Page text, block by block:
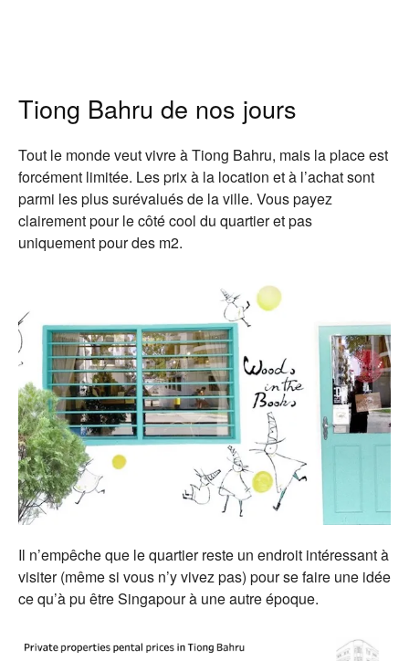
Tiong Bahru de nos jours
Tout le monde veut vivre à Tiong Bahru, mais la place est
forcément limitée. Les prix à la location et à l’achat sont
parmi les plus surévalués de la ville. Vous payez
clairement pour le côté cool du quartier et pas
uniquement pour des m2.
Il n’empêche que le quartier reste un endroit intéressant à
visiter (même si vous n’y vivez pas) pour se faire une idée
ce qu’à pu être Singapour à une autre époque.